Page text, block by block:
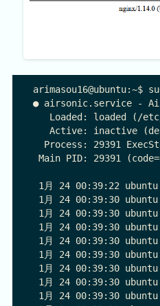
● airsonic.service -
Loaded: loaded (/
Active: inactive
Process: 29391
Main PID: 29391
1月 24 00:39:22
1月 24 00:39:30
1月 24 00:39:30
1月 24 00:39:30
1月 24 00:39:30
1月 24 00:39:30
1月 24 00:39:30
1月 24 00:39:30
1月 24 00:39:30